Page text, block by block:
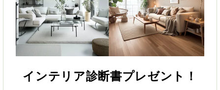
インテリア診断書プレゼント！